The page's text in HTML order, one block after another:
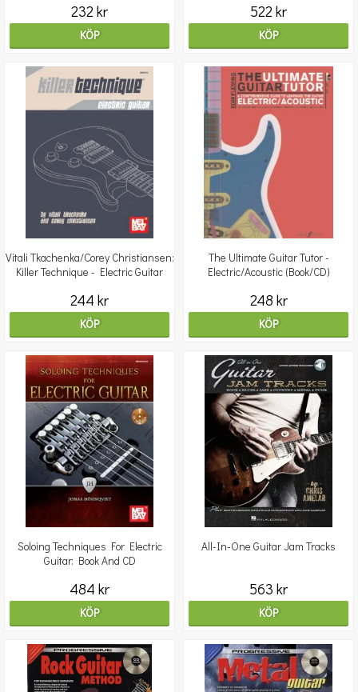
232 kr
KÖP
522 kr
KÖP
Vitali Tkachenka/Corey Christiansen:
Killer Technique - Electric Guitar
244 kr
KÖP
The Ultimate Guitar Tutor -
Electric/Acoustic (Book/CD)
248 kr
KÖP
Soloing Techniques For Electric
Guitar: Book And CD
484 kr
KÖP
All-In-One Guitar Jam Tracks
563 kr
KÖP